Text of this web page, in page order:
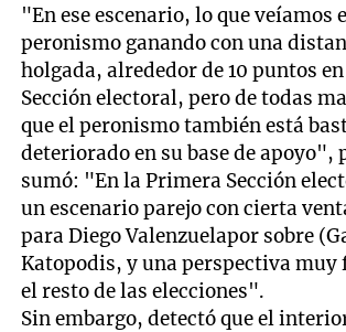
"En ese escenario, lo que veíamos
peronismo ganando con una
holgada, alrededor de 10 puntos
Sección electoral, pero de todas
que el peronismo también está
deteriorado en su base de apoyo",
sumó: "En la Primera Sección
un escenario parejo con cierta
para Diego Valenzuelapor sobre
Katopodis, y una perspectiva muy
el resto de las elecciones".
Sin embargo, detectó que el